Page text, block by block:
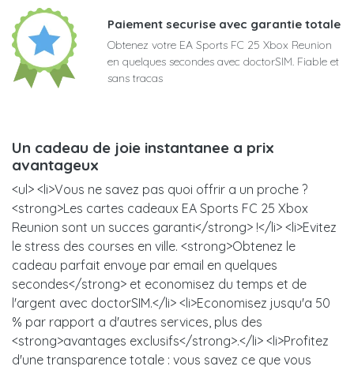
Paiement securise avec garantie totale
Obtenez votre EA Sports FC 25 Xbox Reunion
en quelques secondes avec doctorSIM. Fiable et
sans tracas
Un cadeau de joie instantanee a prix
avantageux
<ul> <li>Vous ne savez pas quoi offrir a un proche ?
<strong>Les cartes cadeaux EA Sports FC 25 Xbox
Reunion sont un succes garanti</strong> !</li> <li>Evitez
le stress des courses en ville. <strong>Obtenez le
cadeau parfait envoye par email en quelques
secondes</strong> et economisez du temps et de
l'argent avec doctorSIM.</li> <li>Economisez jusqu'a 50
% par rapport a d'autres services, plus des
<strong>avantages exclusifs</strong>.</li> <li>Profitez
d'une transparence totale : vous savez ce que vous